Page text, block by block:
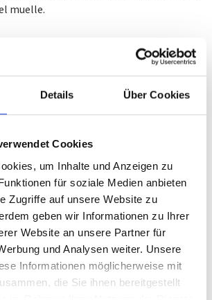
Details Über Cookies
Cookies
um Inhalte und Anzeigen zu
für soziale Medien anbieten
Zugriffe auf unsere Website zu
geben wir Informationen zu Ihrer
Website an unsere Partner für
und Analysen weiter. Unsere
Informationen möglicherweise mit
die Sie ihnen bereitgestellt
muelle.
de tratamiento térmico.
residuales no deseadas presentes
del muelle.
de muelles se pueden ensamblar:
interiores se instalan con los
procesando como un conjunto.